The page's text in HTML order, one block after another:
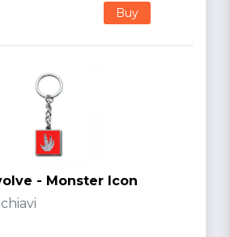
Buy
- Monster Icon